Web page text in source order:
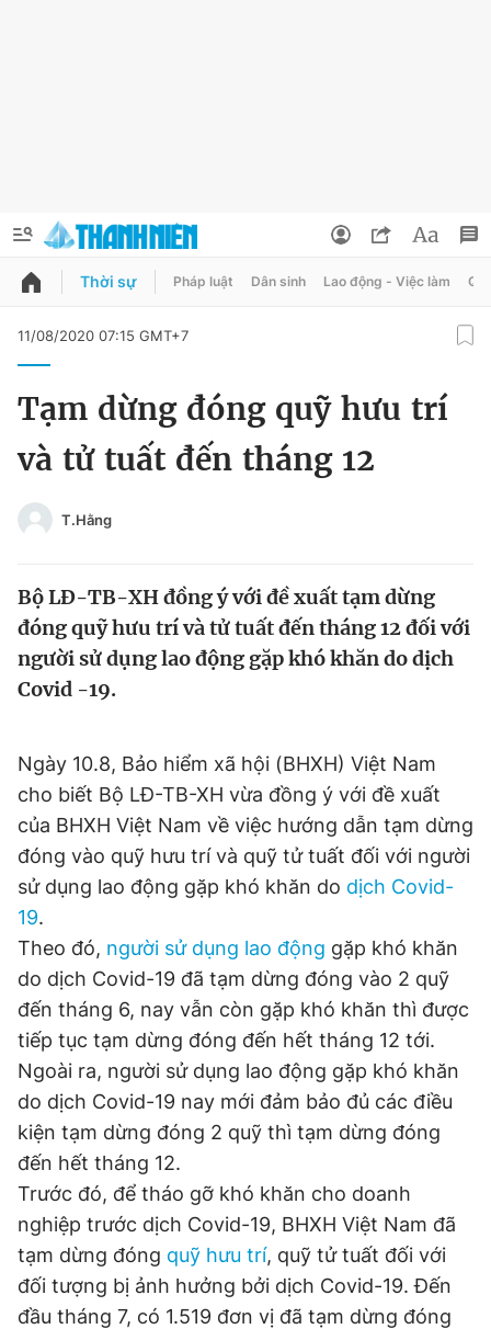
QUẢNG CÁO
Chuyên mục
Chào ngày mới
Tin thị trường Tin 360
Video Magazine
Tiện ích Bạn cần biết
Thông tin tòa soạn Liên hệ quảng cáo
Đọc Thanh Niên trên điện thoại
Theo dõi báo trên
Hotline
0906 645 777
Liên hệ quảng cáo
0908 780 404
Đặt báo Quảng cáo RSS Tòa soạn Chính sách bảo
Đổi mật khẩu
Tin đã lưu
Thời sự Pháp luật Dân sinh Lao động - Việc làm
11/08/2020 07:15 GMT+7
Tạm dừng đóng quỹ hưu trí
và tử tuất đến tháng 12
T.Hằng
Bộ LĐ-TB-XH đồng ý với đề xuất tạm dừng
đóng quỹ hưu trí và tử tuất đến tháng 12 đối với
người sử dụng lao động gặp khó khăn do dịch
Covid -19.
Ngày 10.8, Bảo hiểm xã hội (BHXH) Việt Nam
cho biết Bộ LĐ-TB-XH vừa đồng ý với đề xuất
của BHXH Việt Nam về việc hướng dẫn tạm dừng
đóng vào quỹ hưu trí và quỹ tử tuất đối với người
sử dụng lao động gặp khó khăn do dịch Covid-
19.
Theo đó, người sử dụng lao động gặp khó khăn
do dịch Covid-19 đã tạm dừng đóng vào 2 quỹ
đến tháng 6, nay vẫn còn gặp khó khăn thì được
tiếp tục tạm dừng đóng đến hết tháng 12 tới.
Ngoài ra, người sử dụng lao động gặp khó khăn
do dịch Covid-19 nay mới đảm bảo đủ các điều
kiện tạm dừng đóng 2 quỹ thì tạm dừng đóng
đến hết tháng 12.
Trước đó, để tháo gỡ khó khăn cho doanh
nghiệp trước dịch Covid-19, BHXH Việt Nam đã
tạm dừng đóng quỹ hưu trí, quỹ tử tuất đối với
đối tượng bị ảnh hưởng bởi dịch Covid-19. Đến
đầu tháng 7, có 1.519 đơn vị đã tạm dừng đóng